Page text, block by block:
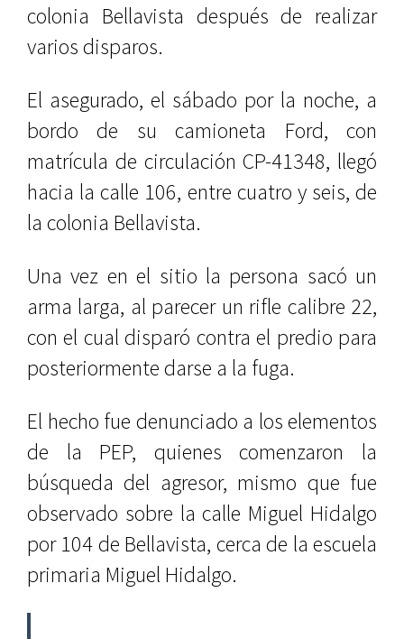
colonia Bellavista después de realizar
varios disparos.
El asegurado, el sábado por la noche, a
bordo de su camioneta Ford, con
matrícula de circulación CP-41348, llegó
hacia la calle 106, entre cuatro y seis, de
la colonia Bellavista.
Una vez en el sitio la persona sacó un
arma larga, al parecer un rifle calibre 22,
con el cual disparó contra el predio para
posteriormente darse a la fuga.
El hecho fue denunciado a los elementos
de la PEP, quienes comenzaron la
búsqueda del agresor, mismo que fue
observado sobre la calle Miguel Hidalgo
por 104 de Bellavista, cerca de la escuela
primaria Miguel Hidalgo.